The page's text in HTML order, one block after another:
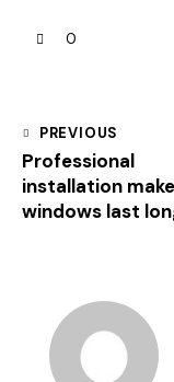
0
PREVIOUS
Professional
installation
windows last